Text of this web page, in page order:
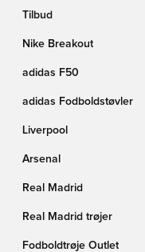
Tilbud
Nike Breakout
adidas F50
adidas Fodboldstøvler
Liverpool
Arsenal
Real Madrid
Real Madrid trøjer
Fodboldtrøje Outlet